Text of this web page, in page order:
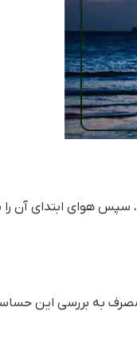
سپس هوای ابتدای آن را
به بررسی این